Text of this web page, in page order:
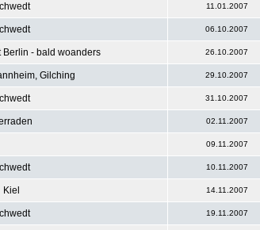
11.01.2007
06.10.2007
Berlin - bald woanders 26.10.2007
Gilching 29.10.2007
31.10.2007
02.11.2007
09.11.2007
10.11.2007
Kiel 14.11.2007
19.11.2007